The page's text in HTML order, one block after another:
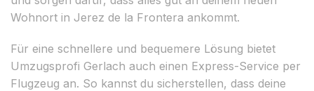
Wohnort in Jerez de la Frontera ankommt.
Für eine schnellere und bequemere Lösung bietet
Umzugsprofi Gerlach auch einen Express-Service per
Flugzeug an. So kannst du sicherstellen, dass deine